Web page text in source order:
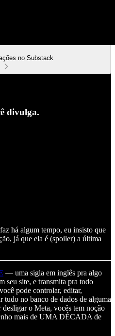
no Substack
divulga.
há algum tempo, eu insisto que
já que ela é (spoiler) a última
— uma sigla em inglês pra algo
seu site, e transmita pra todo
pode controlar, editar,
tudo no banco de dados de alguma
o Meta, vocês tem noção
mais de UMA DÉCADA de